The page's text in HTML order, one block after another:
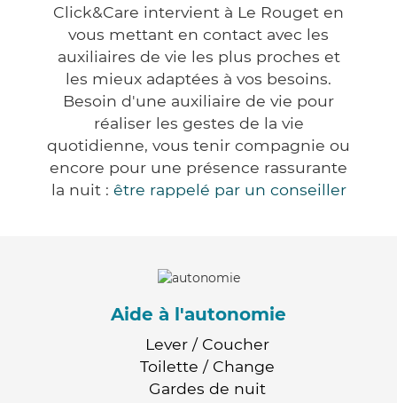
Click&Care intervient à Le Rouget en
vous mettant en contact avec les
auxiliaires de vie les plus proches et
les mieux adaptées à vos besoins.
Besoin d'une auxiliaire de vie pour
réaliser les gestes de la vie
quotidienne, vous tenir compagnie ou
encore pour une présence rassurante
la nuit : être rappelé par un conseiller
Aide à l'autonomie
Lever / Coucher
Toilette / Change
Gardes de nuit